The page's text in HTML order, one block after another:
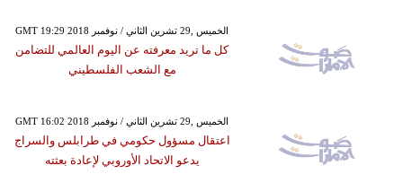
GMT 19:29 2018 الخميس ,29 تشرين الثاني / نوفمبر
كل ما تريد معرفته عن اليوم العالمي للتضامن
مع الشعب الفلسطيني
GMT 16:02 2018 الخميس ,29 تشرين الثاني / نوفمبر
اعتقال مسؤول حكومي في طرابلس والسراج
يدعو الاتحاد الأوروبي لإعادة بعثته